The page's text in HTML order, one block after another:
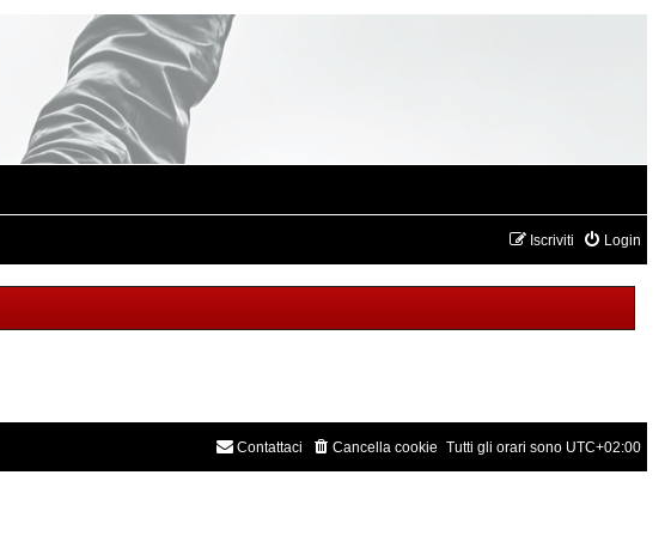
Login
Iscriviti
Tutti gli orari sono UTC+02:00
Cancella cookie
Contattaci